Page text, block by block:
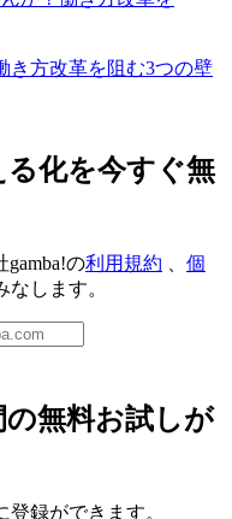
き方改革を阻む3つの壁
る化を今すぐ無
gamba!の利用規約
個
します。
の無料お試しが
録ができます。